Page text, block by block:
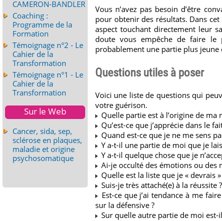
Vous n’avez pas besoin d’être
pour obtenir des résultats. Dans
aspect touchant directement leur
doute vous empêche de faire le
probablement une partie plus jeune
Questions utiles à poser
Voici une liste de questions qui
votre guérison.
Quelle partie est à l’origine de ma
Qu’est-ce que j’apprécie dans le
Quand est-ce que je ne me sens
Y a-t-il une partie de moi que je
Y a-t-il quelque chose que je
Ai-je occulté des émotions ou des
Quelle est la liste que je « devrais
Suis-je très attaché(e) à la réussite ?
Est-ce que j’ai tendance à me
sur la défensive ?
Sur quelle autre partie de moi
CAMERON-BANDLER
Coaching :
Programme de la
Formation
Témoignage n°2 - Le
Cahier de la
Transformation
Témoignage n°1 - Le
Cahier de la
Transformation
Sur le Web
Cancer, sida, sep,
sclérose en plaques,
maladie et origine
psychosomatique